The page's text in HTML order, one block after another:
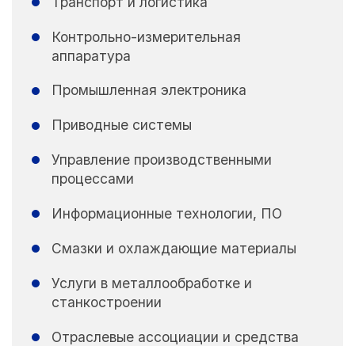
Контрольно-измерительная
аппаратура
Промышленная электроника
Приводные системы
Управление производственными
процессами
Информационные технологии, ПО
Смазки и охлаждающие материалы
Услуги в металлообработке и
станкостроении
Отраслевые ассоциации и средства